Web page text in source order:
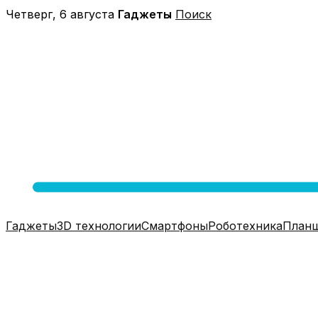
Перейти
Четверг, 6 августа Гаджеты Поиск
Гаджеты3D технологииСмартфоныРоботехника